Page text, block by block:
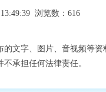
浏览数：616
的文字、图片、音视频等
承担任何法律责任。